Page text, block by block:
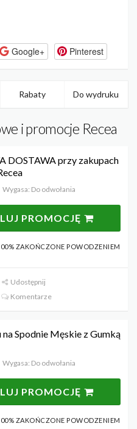
Google+ Pinterest
Rabaty Do wydruku
i promocje Recea
DOSTAWA przy zakupach
Wygasa: Do odwołania
PROMOCJĘ
ZAKOŃCZONE POWODZENIEM
Udostępnij
Komentarze
Spodnie Męskie z Gumką
Wygasa: Do odwołania
PROMOCJĘ
ZAKOŃCZONE POWODZENIEM